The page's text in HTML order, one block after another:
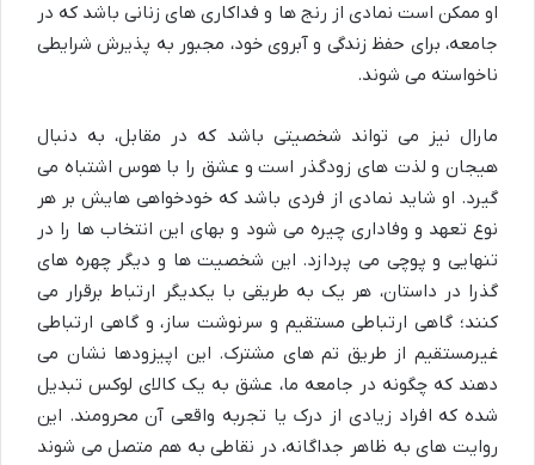
او ممکن است نمادی از رنج ها و فداکاری های زنانی باشد که در
جامعه، برای حفظ زندگی و آبروی خود، مجبور به پذیرش شرایطی
ناخواسته می شوند.
مارال نیز می تواند شخصیتی باشد که در مقابل، به دنبال
هیجان و لذت های زودگذر است و عشق را با هوس اشتباه می
گیرد. او شاید نمادی از فردی باشد که خودخواهی هایش بر هر
نوع تعهد و وفاداری چیره می شود و بهای این انتخاب ها را در
تنهایی و پوچی می پردازد. این شخصیت ها و دیگر چهره های
گذرا در داستان، هر یک به طریقی با یکدیگر ارتباط برقرار می
کنند؛ گاهی ارتباطی مستقیم و سرنوشت ساز، و گاهی ارتباطی
غیرمستقیم از طریق تم های مشترک. این اپیزودها نشان می
دهند که چگونه در جامعه ما، عشق به یک کالای لوکس تبدیل
شده که افراد زیادی از درک یا تجربه واقعی آن محرومند. این
روایت های به ظاهر جداگانه، در نقاطی به هم متصل می شوند